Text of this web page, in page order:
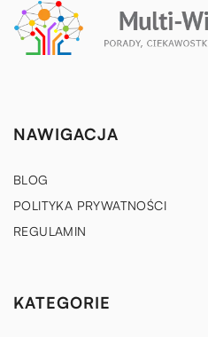
NAWIGACJA
BLOG
POLITYKA PRYWATNOŚCI
REGULAMIN
KATEGORIE